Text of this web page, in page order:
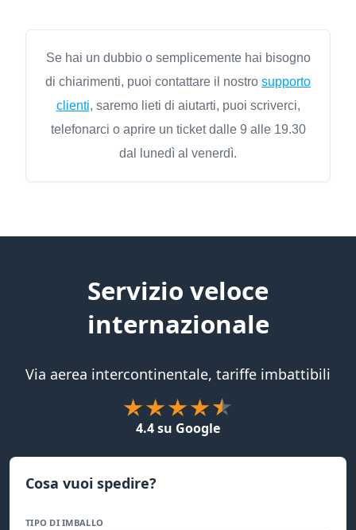
Se hai un dubbio o semplicemente hai bisogno
di chiarimenti, puoi contattare il nostro supporto
clienti, saremo lieti di aiutarti, puoi scriverci,
telefonarci o aprire un ticket dalle 9 alle 19.30
dal lunedì al venerdì.
Servizio veloce
internazionale
Via aerea intercontinentale, tariffe imbattibili
4.4 su Google
Cosa vuoi spedire?
TIPO DI IMBALLO